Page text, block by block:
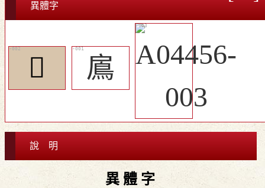
異體字
𩿇 鳸
說 明
異 體 字